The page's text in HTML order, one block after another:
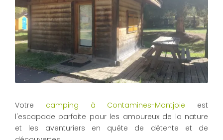
Votre camping à Contamines-Montjoie est
l'escapade parfaite pour les amoureux de la nature
et les aventuriers en quête de détente et de